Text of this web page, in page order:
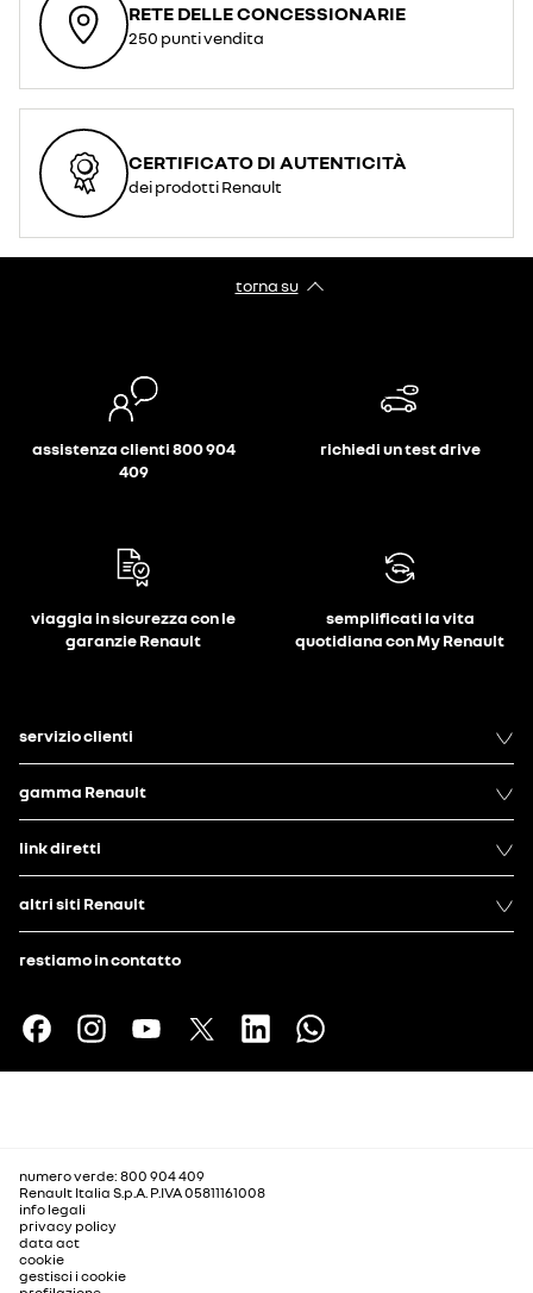
RETE DELLE CONCESSIONARIE
250 punti vendita
CERTIFICATO DI AUTENTICITÀ
dei prodotti Renault
torna su
assistenza clienti 800 904
409
richiedi un test drive
viaggia in sicurezza con le
garanzie Renault
semplificati la vita
quotidiana con My Renault
servizio clienti
gamma Renault
link diretti
altri siti Renault
restiamo in contatto
numero verde: 800 904 409
Renault Italia S.p.A. P.IVA 05811161008
info legali
privacy policy
data act
cookie
gestisci i cookie